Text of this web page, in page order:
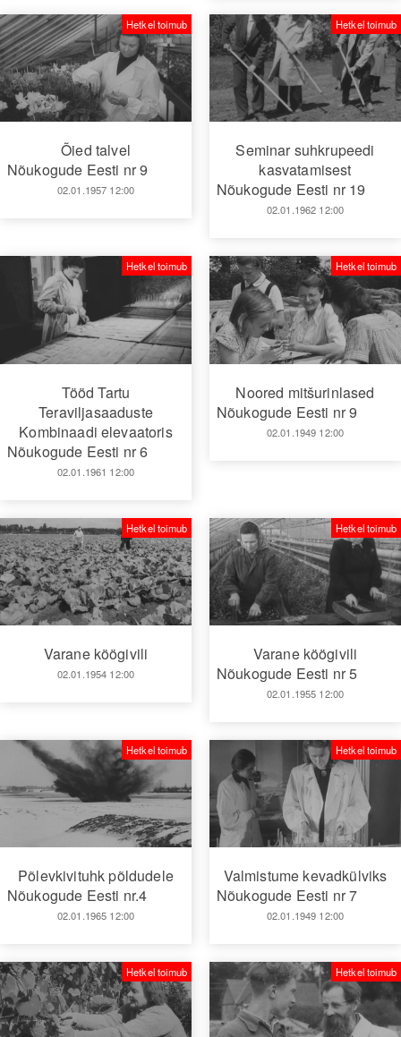
Õied talvel
Nõukogude Eesti nr 9
02.01.1957 12:00
Hetkel toimub
Seminar suhkrupeedi
kasvatamisest
Nõukogude Eesti nr 19
02.01.1962 12:00
Hetkel toimub
Tööd Tartu
Teraviljasaaduste
Kombinaadi elevaatoris
Nõukogude Eesti nr 6
02.01.1961 12:00
Hetkel toimub
Noored mitšurinlased
Nõukogude Eesti nr 9
02.01.1949 12:00
Hetkel toimub
Varane köögivili
02.01.1954 12:00
Hetkel toimub
Varane köögivili
Nõukogude Eesti nr 5
02.01.1955 12:00
Hetkel toimub
Põlevkivituhk põldudele
Nõukogude Eesti nr.4
02.01.1965 12:00
Hetkel toimub
Valmistume kevadkülviks
Nõukogude Eesti nr 7
02.01.1949 12:00
Hetkel toimub
Hetkel toimub Hetkel toimub